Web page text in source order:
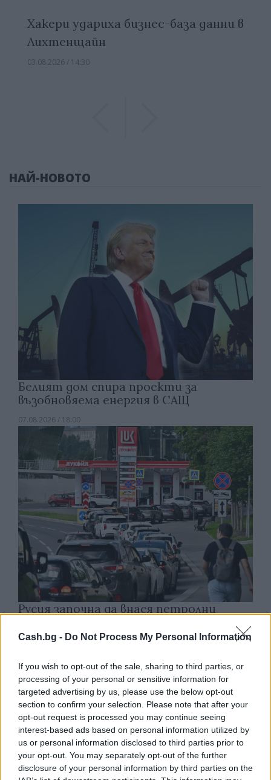
Cash.bg - Do Not Process My Personal Information
If you wish to opt-out of the sale, sharing to third parties, or
processing of your personal or sensitive information for
targeted advertising by us, please use the below opt-out
section to confirm your selection. Please note that after your
opt-out request is processed you may continue seeing
interest-based ads based on personal information utilized by
us or personal information disclosed to third parties prior to
your opt-out. You may separately opt-out of the further
disclosure of your personal information by third parties on the
Хакери удариха бизнес-база данни в
Лихтенщайн
03.08.2026 / 14:30
НАЙ-НОВОТО
Белият дом спира проекти за
възобновяема енергия в САЩ
07.08.2026 / 18:00
Русия започна да внася петролни
07.08.2026 / 17:05